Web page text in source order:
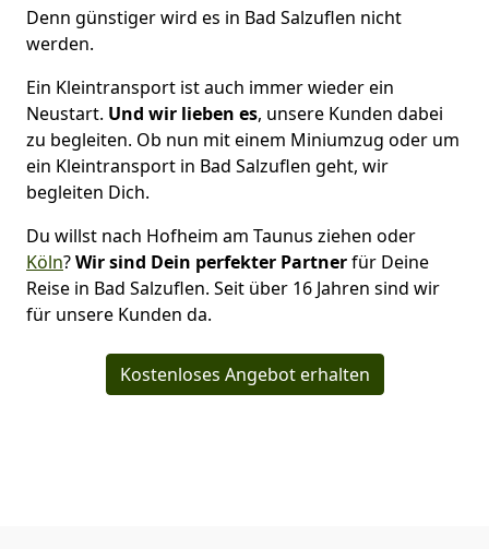
Denn günstiger wird es in Bad Salzuflen nicht
werden.
Ein Kleintransport ist auch immer wieder ein
Neustart. Und wir lieben es, unsere Kunden dabei
zu begleiten. Ob nun mit einem Miniumzug oder um
ein Kleintransport in Bad Salzuflen geht, wir
begleiten Dich.
Du willst nach Hofheim am Taunus ziehen oder
Köln?Wir sind Dein perfekter Partnerfür Deine
Reise in Bad Salzuflen. Seit über 16 Jahren sind wir
für unsere Kunden da.
Kostenloses Angebot erhalten